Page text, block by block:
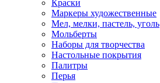
Краски
Маркеры художественные
Мел, мелки, пастель, уголь
Мольберты
Наборы для творчества
Настольные покрытия
Палитры
Перья